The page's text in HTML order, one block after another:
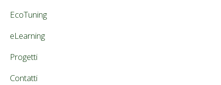
EcoTuning
eLearning
Progetti
Contatti